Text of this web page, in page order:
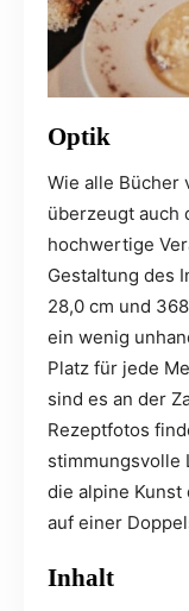
Optik
Wie alle Bücher
überzeugt auch
hochwertige
Gestaltung des
28,0 cm und
ein wenig
Platz für jede
sind es an der
Rezeptfotos
stimmungsvolle
die alpine
auf einer
Inhalt